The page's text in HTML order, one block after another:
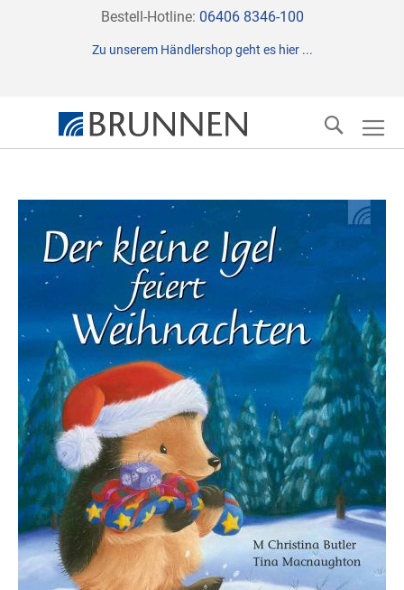
Direkt
Inhalt
Bestell-Hotline: 06406 8346-100
Zu unserem Händlershop geht es hier ...
Suche